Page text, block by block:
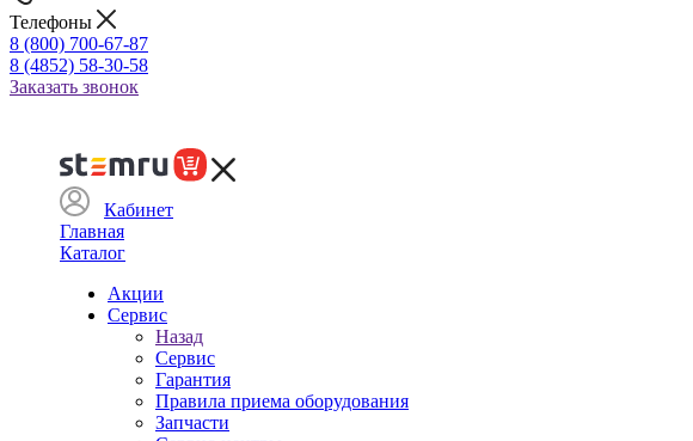
Телефоны
8 (800) 700-67-87
8 (4852) 58-30-58
Заказать звонок
Кабинет
Главная
Каталог
Акции
Сервис
Назад
Сервис
Гарантия
Правила приема оборудования
Запчасти